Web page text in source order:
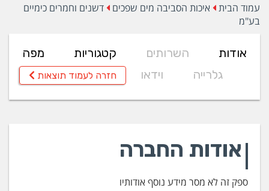
עמוד הבית איכות הסביבה מים שפכים
דשנים וחמרים כימיים
בע"מ
אודות השרותים קטגוריות
מפה
גלרייה
וידאו חזרה לעמוד תוצאות
אודות החברה
ספק זה לא מסר מידע נוסף אודותיו